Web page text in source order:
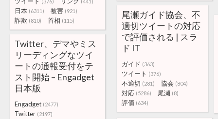
日本 (6311) 被害 (921)
詐欺 (810) 首相 (115)
尾瀬ガイド協会、不
適切ツイートの対応
で評価される | スラ
ド IT
ガイド (363)
ツイート (376)
不適切 (281) 協会 (804)
対応 (5286) 尾瀬 (8)
評価 (634)
Twitter、デマやミス
リーディングなツイ
ートの通報受付をテ
スト開始 – Engadget
日本版
Engadget (2477)
Twitter (2197)